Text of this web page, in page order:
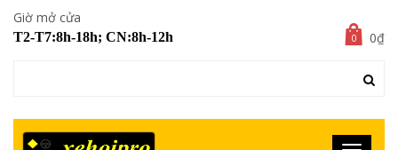
Giờ mở cửa
T2-T7:8h-18h; CN:8h-12h 0 0₫